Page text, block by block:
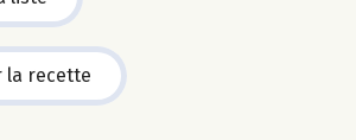
la recette